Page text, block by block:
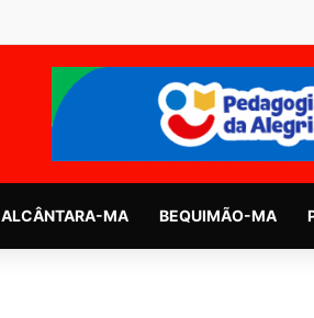
ALCÂNTARA-MA BEQUIMÃO-MA